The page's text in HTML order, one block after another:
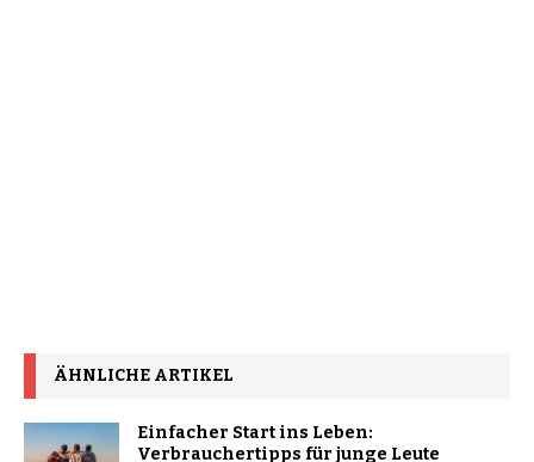
ÄHNLICHE ARTIKEL
Einfacher Start ins Leben:
Verbrauchertipps für junge Leute